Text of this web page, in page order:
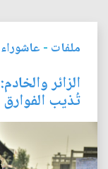
ملفات - عاشوراء
الزائر
تُذيب الفوارق